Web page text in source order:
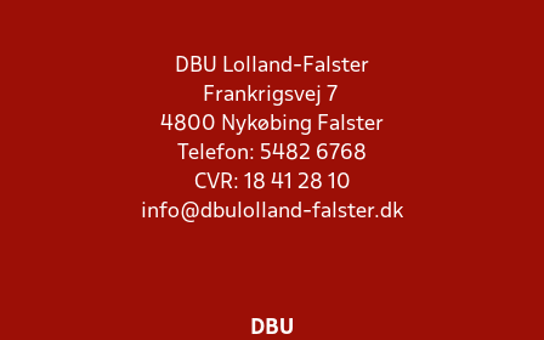
DBU Lolland-Falster
Frankrigsvej 7
4800 Nykøbing Falster
Telefon: 5482 6768
CVR: 18 41 28 10
info@dbulolland-falster.dk
DBU